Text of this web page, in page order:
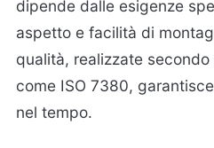
dipende dalle esigenze
aspetto e facilità di
qualità, realizzate
come ISO 7380,
nel tempo.